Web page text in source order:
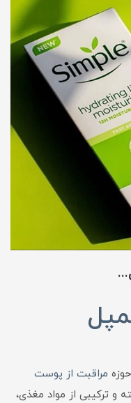
مراقبت از پوست
و ترکیبی از مواد مغذی،